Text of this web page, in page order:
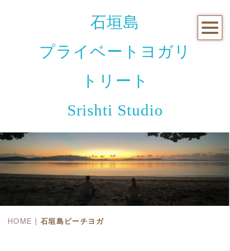
石垣島
プライベートヨガリ
トリート
Srishti Studio
HOME | 石垣島ビーチヨガ